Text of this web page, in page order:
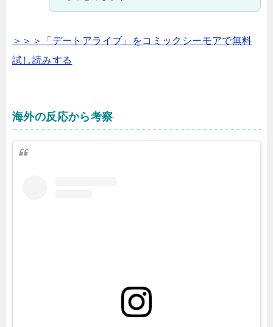
＞＞＞「デートアライブ」をコミックシーモアで無料
試し読みする
海外の反応から考察